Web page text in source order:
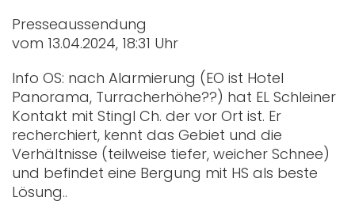
Presseaussendung
vom 13.04.2024, 18:31 Uhr
Info OS: nach Alarmierung (EO ist Hotel
Panorama, Turracherhöhe??) hat EL Schleiner
Kontakt mit Stingl Ch. der vor Ort ist. Er
recherchiert, kennt das Gebiet und die
Verhältnisse (teilweise tiefer, weicher Schnee)
und befindet eine Bergung mit HS als beste
Lösung..